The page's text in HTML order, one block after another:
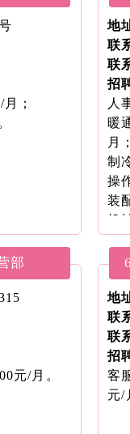
；
地
联
联
招
人
暖
月；
制
操
装
机
月
月
质
月
机
区
流
工
部
元/月。
地
联
联
招
客
元/